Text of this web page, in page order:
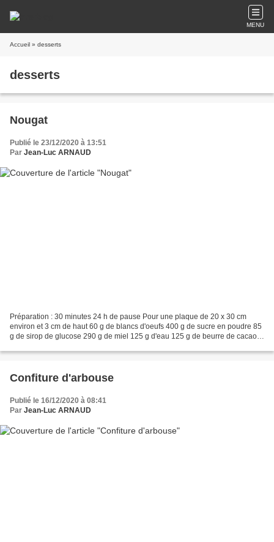
MENU
Accueil » desserts
desserts
Nougat
Publié le 23/12/2020 à 13:51
Par Jean-Luc ARNAUD
Préparation : 30 minutes 24 h de pause Pour une plaque de 20 x 30 cm
environ et 3 cm de haut 60 g de blancs d'oeufs 400 g de sucre en poudre 85
g de sirop de glucose 290 g de miel 125 g d'eau 125 g de beurre de cacao
Confiture d'arbouse
Publié le 16/12/2020 à 08:41
Par Jean-Luc ARNAUD